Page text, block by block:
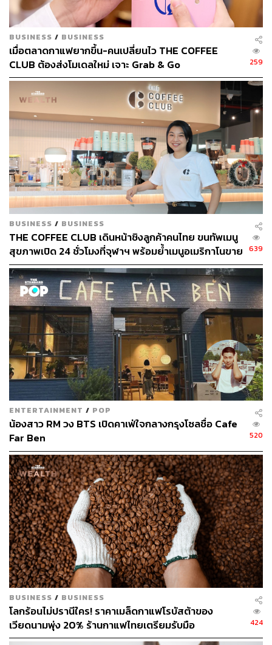
BUSINESS / BUSINESS
เมื่อตลาดกาแฟยากขึ้น-คนเปลี่ยนไว THE COFFEE
CLUB ต้องส่งโมเดลใหม่ เจาะ Grab & Go
259
BUSINESS / BUSINESS
THE COFFEE CLUB เดินหน้าชิงลูกค้าคนไทย ขนทัพเมนู
สุขภาพเปิด 24 ชั่วโมงที่จุฬาฯ พร้อมย้ำเมนูอเมริกาโนขาย
เพียงแก้วละ 60 บาท
639
ENTERTAINMENT / POP
น้องสาว RM วง BTS เปิดคาเฟ่ใจกลางกรุงโซลชื่อ Cafe
Far Ben
520
BUSINESS / BUSINESS
โลกร้อนไม่ปรานีใคร! ราคาเมล็ดกาแฟโรบัสต้าของ
เวียดนามพุ่ง 20% ร้านกาแฟไทยเตรียมรับมือ
424